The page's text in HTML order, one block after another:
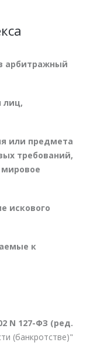
арбитражный
лиц,
или предмета
требований,
мировое
искового
к
N 127-ФЗ (ред.
(банкротстве)"